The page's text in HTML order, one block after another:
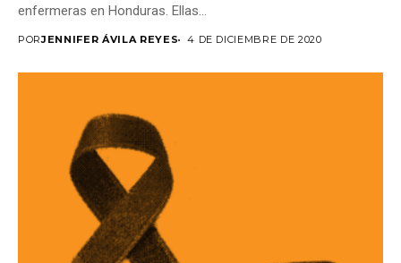
enfermeras en Honduras. Ellas...
PORJENNIFER ÁVILA REYES 4 DE DICIEMBRE DE 2020